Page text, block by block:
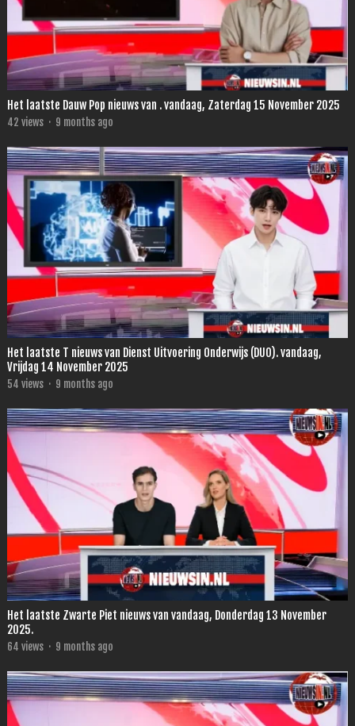
Het laatste Dauw Pop nieuws van . vandaag, Zaterdag 15 November 2025
42 views · 9 months ago
Het laatste T nieuws van Dienst Uitvoering Onderwijs (DUO). vandaag,
Vrijdag 14 November 2025
54 views · 9 months ago
Het laatste Zwarte Piet nieuws van vandaag, Donderdag 13 November
2025.
64 views · 9 months ago